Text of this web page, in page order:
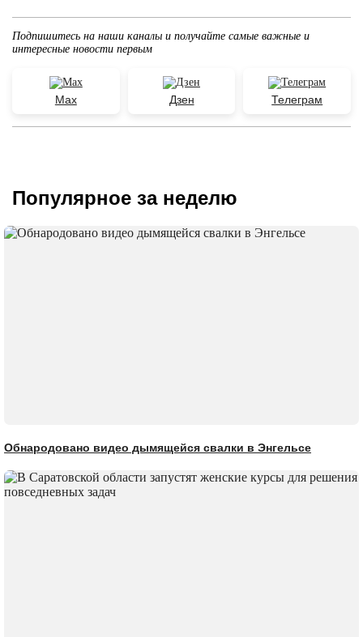
Подпишитесь на наши каналы и получайте самые важные и
интересные новости первым
Max Дзен Телеграм
Популярное за неделю
Обнародовано видео дымящейся свалки в Энгельсе